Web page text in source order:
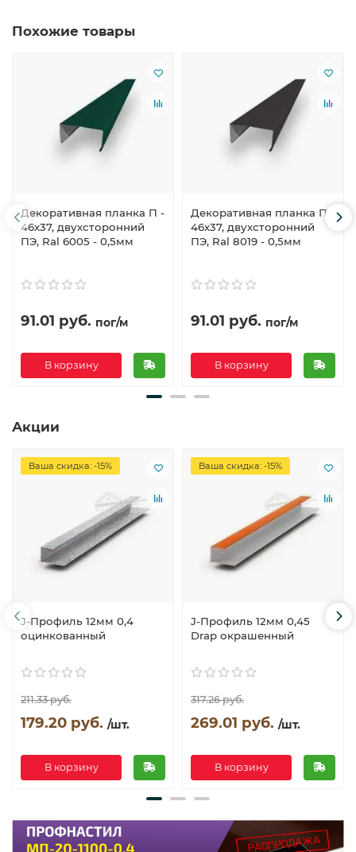
Похожие товары
Декоративная планка П -
46х37, двухсторонний
ПЭ, Ral 6005 - 0,5мм
91.01 руб. пог/м
В корзину
Декоративная планка П -
46х37, двухсторонний
ПЭ, Ral 8019 - 0,5мм
91.01 руб. пог/м
В корзину
Акции
Ваша скидка: -15%
J-Профиль 12мм 0,4
оцинкованный
211.33 руб.
179.20 руб. /шт.
В корзину
Ваша скидка: -15%
J-Профиль 12мм 0,45
Drap окрашенный
317.26 руб.
269.01 руб. /шт.
В корзину